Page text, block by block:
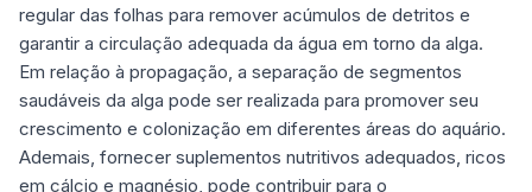
regular das folhas para remover acúmulos de detritos e
garantir a circulação adequada da água em torno da alga.
Em relação à propagação, a separação de segmentos
saudáveis da alga pode ser realizada para promover seu
crescimento e colonização em diferentes áreas do aquário.
Ademais, fornecer suplementos nutritivos adequados, ricos
em cálcio e magnésio, pode contribuir para o